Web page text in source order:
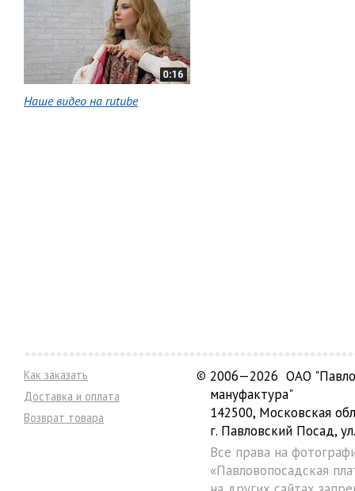
Наше видео на rutube
Как заказать
Доставка и оплата
Возврат товара
© 2006—2026 ОАО
мануфактура"
142500, Московская
г. Павловский Посад,
Все права на
«Павловопосадская